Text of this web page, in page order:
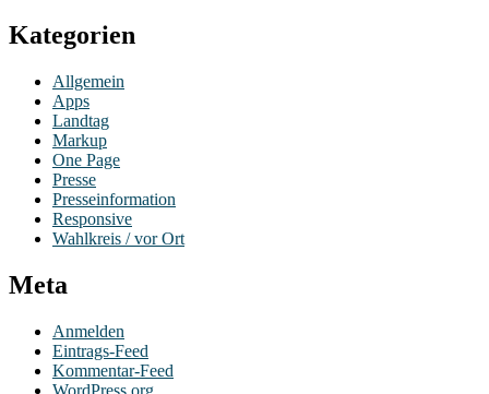
Kategorien
Allgemein
Apps
Landtag
Markup
One Page
Presse
Presseinformation
Responsive
Wahlkreis / vor Ort
Meta
Anmelden
Eintrags-Feed
Kommentar-Feed
WordPress.org